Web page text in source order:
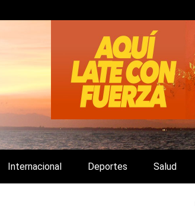
GENERAL.
Internacional Deportes Salud